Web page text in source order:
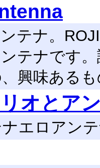
テナ。
テナです
興味ある
オとア
エロアン